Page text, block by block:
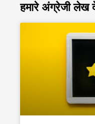
हमारे अंग्रेजी लेख